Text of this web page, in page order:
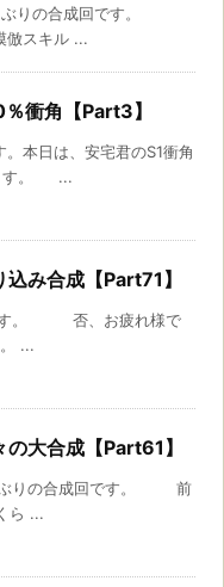
りの合成回です。
倣スキル ...
衝角【Part3】
本日は、安宅君のS1衝角
す。 ...
込み合成【Part71】
す。 否、お疲れ様で
...
の大合成【Part61】
りの合成回です。 前
ら ...